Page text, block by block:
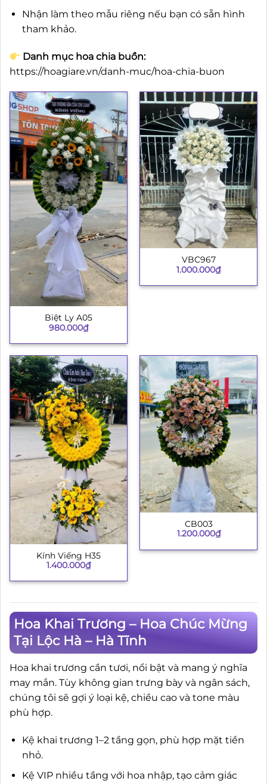
Nhận làm theo mẫu riêng nếu bạn có sẵn hình
tham khảo.
Danh mục hoa chia buồn:
https://hoagiare.vn/danh-muc/hoa-chia-buon
Biệt Ly A05
980.000₫
VBC967
1.000.000₫
Kính Viếng H35
1.400.000₫
CB003
1.200.000₫
Hoa Khai Trương – Hoa Chúc Mừng
Tại Lộc Hà – Hà Tĩnh
Hoa khai trương cần tươi, nổi bật và mang ý nghĩa
may mắn. Tùy không gian trưng bày và ngân sách,
chúng tôi sẽ gợi ý loại kệ, chiều cao và tone màu
phù hợp.
Kệ khai trương 1–2 tầng gọn, phù hợp mặt tiền
nhỏ.
Kệ VIP nhiều tầng với hoa nhập, tạo cảm giác